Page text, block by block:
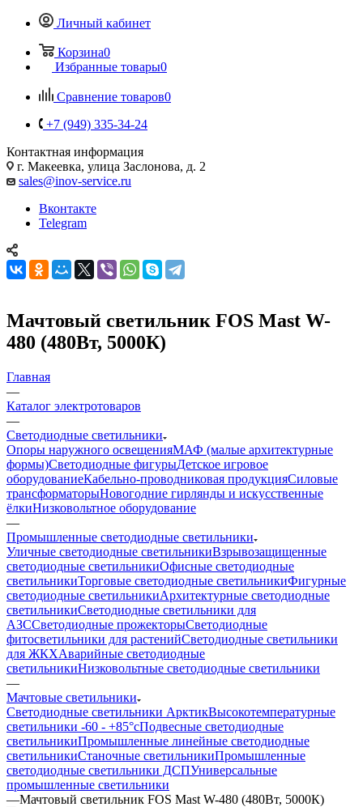
Личный кабинет
Корзина0
Избранные товары0
Сравнение товаров0
+7 (949) 335-34-24
Контактная информация
г. Макеевка, улица Заслонова, д. 2
sales@inov-service.ru
Вконтакте
Telegram
Мачтовый светильник FOS Mast W-
480 (480Вт, 5000К)
Главная
—
Каталог электротоваров
—
Светодиодные светильники
Опоры наружного освещенияМАФ (малые архитектурные
формы)Светодиодные фигурыДетское игровое
оборудованиеКабельно-проводниковая продукцияСиловые
трансформаторыНовогодние гирлянды и искусственные
ёлкиНизковольтное оборудование
—
Промышленные светодиодные светильники
Уличные светодиодные светильникиВзрывозащищенные
светодиодные светильникиОфисные светодиодные
светильникиТорговые светодиодные светильникиФигурные
светодиодные светильникиАрхитектурные светодиодные
светильникиСветодиодные светильники для
АЗССветодиодные прожекторыСветодиодные
фитосветильники для растенийСветодиодные светильники
для ЖКХАварийные светодиодные
светильникиНизковольтные светодиодные светильники
—
Мачтовые светильники
Светодиодные светильники АрктикВысокотемпературные
светильники -60 - +85°сПодвесные светодиодные
светильникиПромышленные линейные светодиодные
светильникиСтаночные светильникиПромышленные
светодиодные светильники ДСПУниверсальные
промышленные светильники
—Мачтовый светильник FOS Mast W-480 (480Вт, 5000К)